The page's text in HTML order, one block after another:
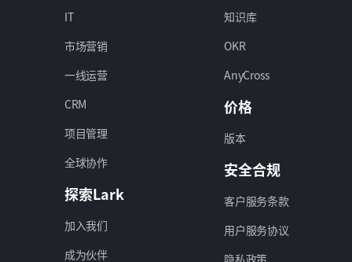
IT
市场营销
一线运营
CRM
项目管理
全球协作
探索Lark
加入我们
成为伙伴
知识库
OKR
AnyCross
价格
版本
安全合规
客户服务条款
用户服务协议
隐私政策